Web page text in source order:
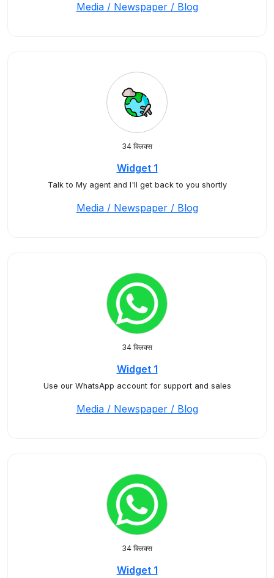
Media / Newspaper / Blog
34 क्लिक्स
Widget 1
Talk to My agent and I'll get back to you shortly
Media / Newspaper / Blog
34 क्लिक्स
Widget 1
Use our WhatsApp account for support and sales
Media / Newspaper / Blog
34 क्लिक्स
Widget 1